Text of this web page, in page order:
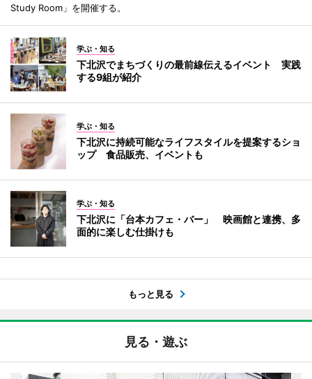
Study Room」を開催する。
学ぶ・知る
下北沢でまちづくりの最前線伝えるイベント 実践
する9組が紹介
学ぶ・知る
下北沢に持続可能なライフスタイルを提案するショ
ップ 食品販売、イベントも
学ぶ・知る
下北沢に「台本カフェ・バー」 映画館と連携、多
面的に楽しむ仕掛けも
もっと見る
見る・遊ぶ